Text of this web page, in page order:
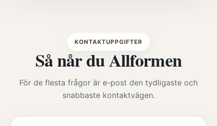
KONTAKTUPPGIFTER
Så når du Allformen
För de flesta frågor är e-post den tydligaste och
snabbaste kontaktvägen.